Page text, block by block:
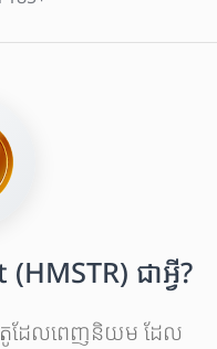
ជាអ្វី?
តូដែលពេញនិយម ដែល